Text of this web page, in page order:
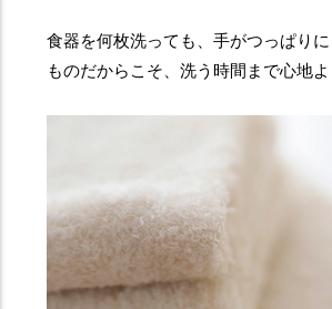
食器を何枚洗っても、手がつっぱり
ものだからこそ、洗う時間まで心地よ